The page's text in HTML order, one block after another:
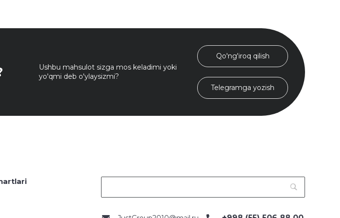
Ushbu mahsulot sizga mos keladimi yoki
yo'qmi deb o'ylaysizmi?
Qo'ng'iroq qilish
Telegramga yozish